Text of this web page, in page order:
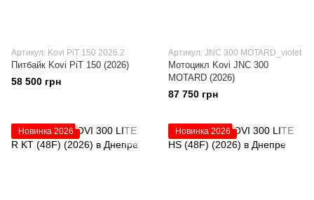
Артикул: Kovi PiT 150 2026.2
Питбайк Kovi PiT 150 (2026)
58 500 грн
Артикул: JNC 300 MOTARD_violet
Мотоцикл Kovi JNC 300
MOTARD (2026)
87 750 грн
Новинка 2026 Новинка 2026